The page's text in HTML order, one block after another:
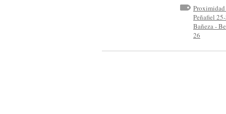
Peñafiel
Bañeza -
26